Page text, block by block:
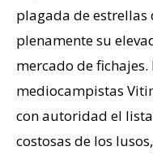
plagada de
plenamente su
mercado de fichajes.
mediocampistas
con autoridad el
costosas de los